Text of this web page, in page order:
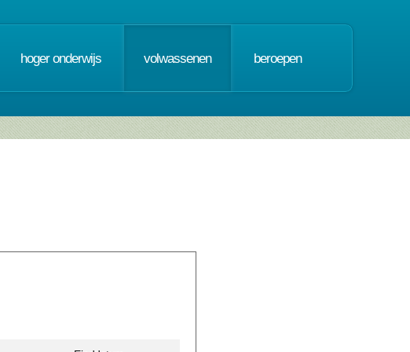
hoger onderwijs volwassenen beroepen